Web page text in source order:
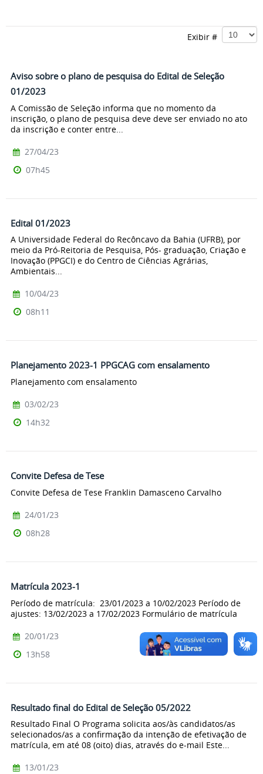
Exibir #
Aviso sobre o plano de pesquisa do Edital de Seleção
01/2023
A Comissão de Seleção informa que no momento da
inscrição, o plano de pesquisa deve deve ser enviado no ato
da inscrição e conter entre...
27/04/23
07h45
Edital 01/2023
A Universidade Federal do Recôncavo da Bahia (UFRB), por
meio da Pró-Reitoria de Pesquisa, Pós- graduação, Criação e
Inovação (PPGCI) e do Centro de Ciências Agrárias,
Ambientais...
10/04/23
08h11
Planejamento 2023-1 PPGCAG com ensalamento
Planejamento com ensalamento
03/02/23
14h32
Convite Defesa de Tese
Convite Defesa de Tese Franklin Damasceno Carvalho
24/01/23
08h28
Matrícula 2023-1
Período de matrícula: 23/01/2023 a 10/02/2023 Período de
ajustes: 13/02/2023 a 17/02/2023 Formulário de matrícula
20/01/23
13h58
Resultado final do Edital de Seleção 05/2022
Resultado Final O Programa solicita aos/às candidatos/as
selecionados/as a confirmação da intenção de efetivação de
matrícula, em até 08 (oito) dias, através do e-mail Este...
13/01/23